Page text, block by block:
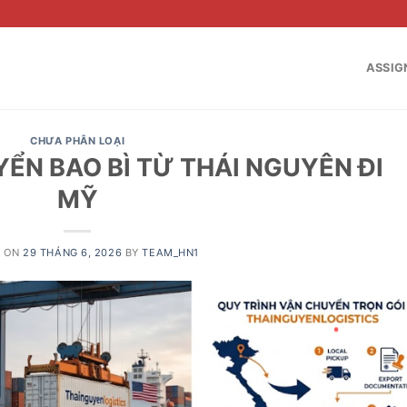
CHƯA PHÂN LOẠI
BAO BÌ TỪ THÁI NGUYÊN ĐI
MỸ
ON 29 THÁNG 6, 2026 BYTEAM_HN1